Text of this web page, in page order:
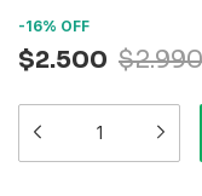
-16% OFF
$2.500 $2.990